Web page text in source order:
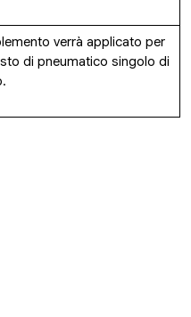
verrà applicato per
di pneumatico singolo di